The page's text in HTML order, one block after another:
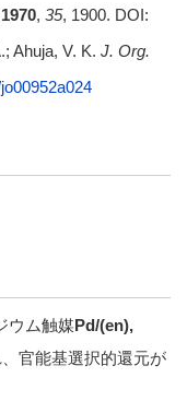
1970, 35, 1900. DOI:
Ahuja, V. K. J. Org.
ウム触媒Pd/(en),
、官能基選択的還元が